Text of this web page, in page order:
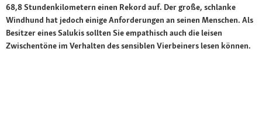
68,8 Stundenkilometern einen Rekord auf. Der große, schlanke
Windhund hat jedoch einige Anforderungen an seinen Menschen. Als
Besitzer eines Salukis sollten Sie empathisch auch die leisen
Zwischentöne im Verhalten des sensiblen Vierbeiners lesen können.